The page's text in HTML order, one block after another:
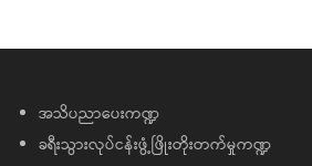
အသိပညာပေးကဏ္ဍ
ခရီးသွားလုပ်ငန်းဖွံ့ဖြိုးတိုးတက်မှုကဏ္ဍ